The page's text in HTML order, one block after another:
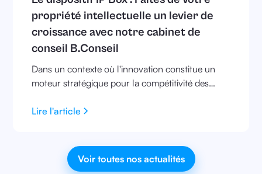
propriété intellectuelle un levier de
croissance avec notre cabinet de
conseil B.Conseil
Dans un contexte où l'innovation constitue un
moteur stratégique pour la compétitivité des
Property Box) émerge comme une solution
revenus liés à des brevets, des Certificats
d’Obtention Végétal (COV), logiciels protégés par
Lire l'article
Voir toutes nos actualités